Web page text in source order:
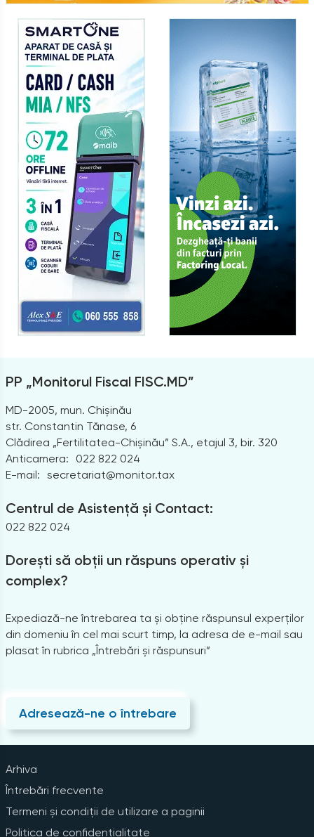
PP „Monitorul Fiscal FISC.MD”
MD-2005, mun. Chișinău
str. Constantin Tănase, 6
Clădirea „Fertilitatea-Chișinău” S.A., etajul 3, bir. 320
Anticamera:
022 822 024
E-mail: secretariat@monitor.tax
Centrul de Asistență și Contact:
022 822 024
Dorești să obții un răspuns operativ și
complex?
Expediază-ne întrebarea ta și obține răspunsul experților
din domeniu în cel mai scurt timp, la adresa de e-mail sau
plasat în rubrica „Întrebări și răspunsuri”
Adresează-ne o întrebare
Arhiva
Întrebări frecvente
Termeni și condiții de utilizare a paginii
Politica de confidențialitate